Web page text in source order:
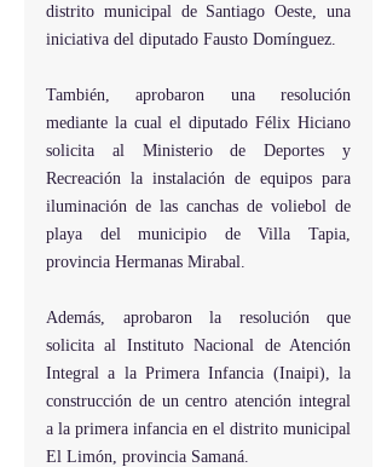
distrito municipal de Santiago Oeste, una
iniciativa del diputado Fausto Domínguez.
También, aprobaron una resolución
mediante la cual el diputado Félix Hiciano
solicita al Ministerio de Deportes y
Recreación la instalación de equipos para
iluminación de las canchas de voliebol de
playa del municipio de Villa Tapia,
provincia Hermanas Mirabal.
Además, aprobaron la resolución que
solicita al Instituto Nacional de Atención
Integral a la Primera Infancia (Inaipi), la
construcción de un centro atención integral
a la primera infancia en el distrito municipal
El Limón, provincia Samaná.